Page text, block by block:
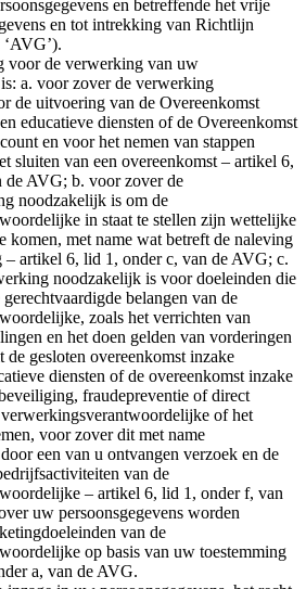
en betreffende het vrije
en tot intrekking van Richtlijn
voor de verwerking van uw
a. voor zover de verwerking
de uitvoering van de Overeenkomst
educatieve diensten of de Overeenkomst
en voor het nemen van stappen
sluiten van een overeenkomst – artikel 6,
de AVG; b. voor zover de
noodzakelijk is om de
in staat te stellen zijn wettelijke
komen, met name wat betreft de naleving
– artikel 6, lid 1, onder c, van de AVG; c.
noodzakelijk is voor doeleinden die
belangen van de
zoals het verrichten van
en het doen gelden van vorderingen
gesloten overeenkomst inzake
diensten of de overeenkomst inzake
fraudepreventie of direct
of het
voor zover dit met name
een van u ontvangen verzoek en de
van de
– artikel 6, lid 1, onder f, van
uw persoonsgegevens worden
van de
op basis van uw toestemming
a, van de AVG.